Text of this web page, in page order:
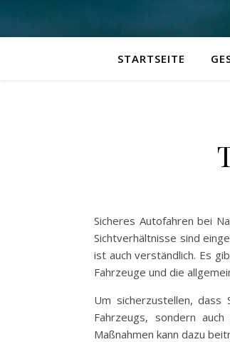
STARTSEITE
Sicheres Autofahren bei
Sichtverhältnisse sind
ist auch verständlich. Es
Fahrzeuge und die
Um sicherzustellen,
Fahrzeugs, sondern
Maßnahmen kann dazu